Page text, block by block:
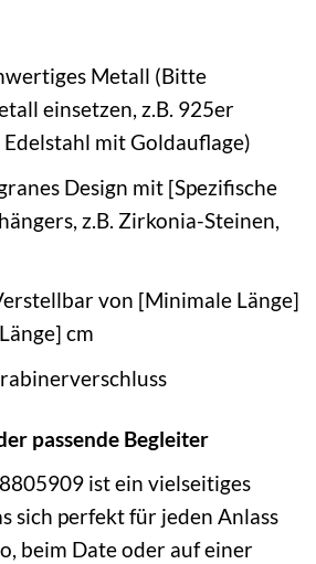
Metall (Bitte
einsetzen, z.B. 925er
mit Goldauflage)
Design mit [Spezifische
z.B. Zirkonia-Steinen,
von [Minimale Länge]
cm
passende Begleiter
ist ein vielseitiges
sich perfekt für jeden Anlass
beim Date oder auf einer